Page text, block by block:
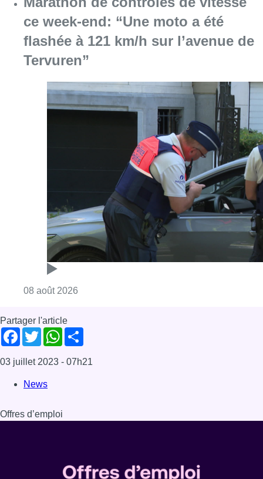
ce week-end: “Une moto a été
flashée à 121 km/h sur l’avenue de
Tervuren”
08 août 2026
Partager l'article
Facebook
TwitterWhatsApp
03 juillet 2023 - 07h21
News
Offres d’emploi